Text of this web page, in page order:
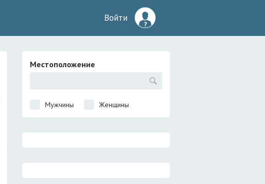
Войти
Местоположение
Мужчины Женщины